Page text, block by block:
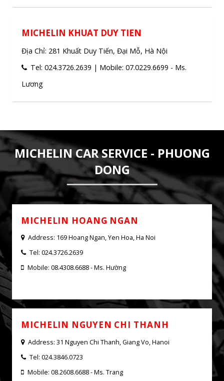
Page
MICHELIN KHUAT DUY TIEN
Địa Chỉ: 281 Khuất Duy Tiến, Đại Mỗ, Hà Nội
Tel: 024.3726.2639 | Mobile: 07.0229.6699 - Ms.
Lương
MICHELIN CAR SERVICE - PHUONG
DONG
Address: 169 Hoang Ngan, Yen Hoa, Ha Noi